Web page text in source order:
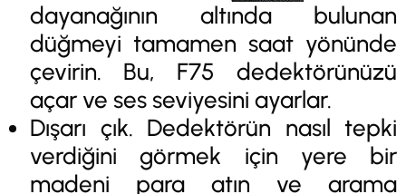
dayanağının altında bulunan
düğmeyi tamamen saat yönünde
çevirin. Bu, F75 dedektörünüzü
açar ve ses seviyesini ayarlar.
Dışarı çık. Dedektörün nasıl tepki
verdiğini görmek için yere bir
madeni para atın ve arama